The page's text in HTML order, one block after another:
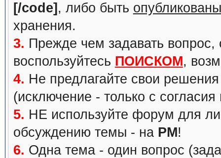
[/code] , либо быть
хранения.
3. Прежде чем задавать вопрос,
воспользуйтесь ПОИСКОМ,
4. Не предлагайте свои
(исключение - только с
5. НЕ используйте форум для
обсуждению темы - на PM!
6. Одна тема - один вопрос